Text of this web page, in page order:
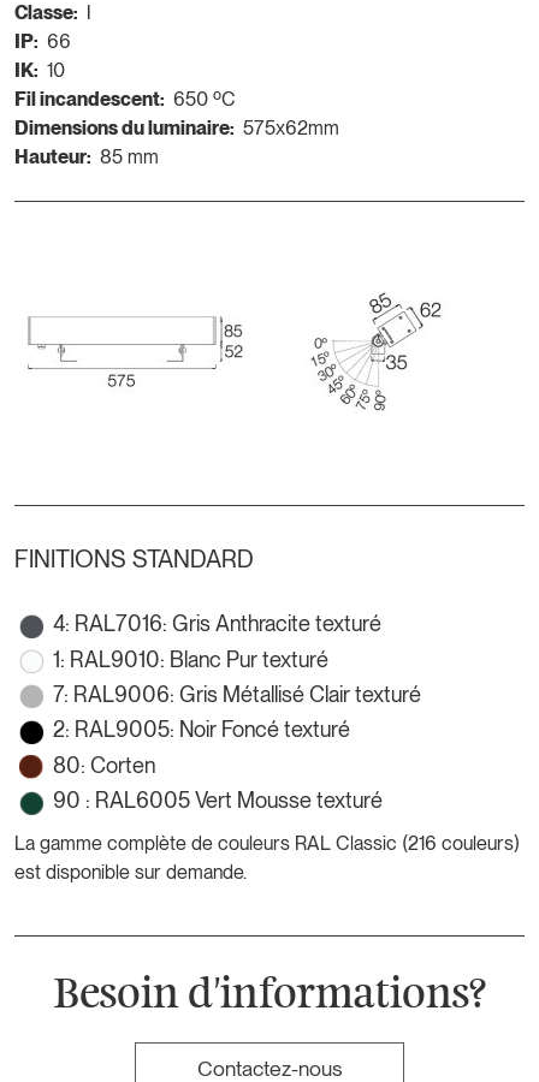
Classe:
IP: 66
IK: 10
Fil incandescent: 650 ºC
Dimensions du luminaire: 575x62mm
Hauteur: 85 mm
FINITIONS STANDARD
4: RAL7016: Gris Anthracite texturé
1: RAL9010: Blanc Pur texturé
7: RAL9006: Gris Métallisé Clair texturé
2: RAL9005: Noir Foncé texturé
80: Corten
90 : RAL6005 Vert Mousse texturé
La gamme complète de couleurs RAL Classic (216 couleurs)
est disponible sur demande.
Besoin d'informations?
Contactez-nous